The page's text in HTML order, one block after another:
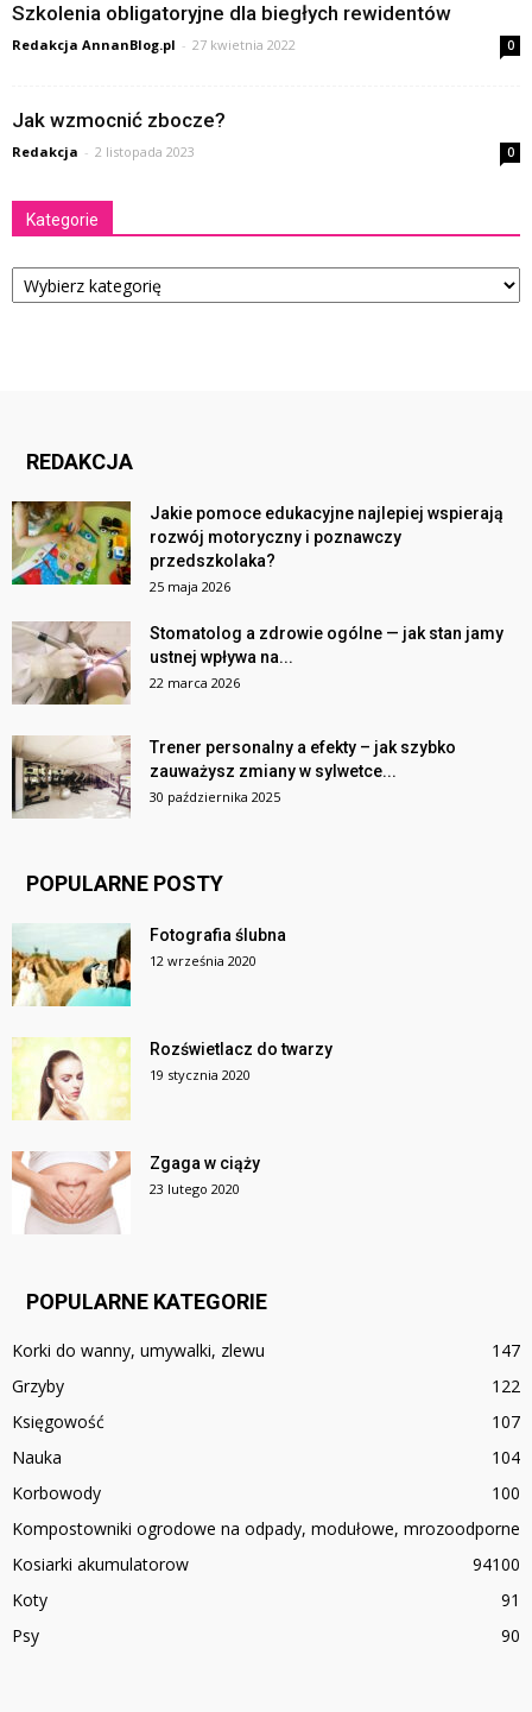
Szkolenia obligatoryjne dla biegłych rewidentów
Redakcja AnnanBlog.pl - 27 kwietnia 2022 0
Jak wzmocnić zbocze?
Redakcja - 2 listopada 2023 0
Kategorie
Kategorie
REDAKCJA
Jakie pomoce edukacyjne najlepiej wspierają
rozwój motoryczny i poznawczy
przedszkolaka?
25 maja 2026
Stomatolog a zdrowie ogólne — jak stan jamy
ustnej wpływa na...
22 marca 2026
Trener personalny a efekty – jak szybko
zauważysz zmiany w sylwetce...
30 października 2025
POPULARNE POSTY
Fotografia ślubna
12 września 2020
Rozświetlacz do twarzy
19 stycznia 2020
Zgaga w ciąży
23 lutego 2020
POPULARNE KATEGORIE
Korki do wanny, umywalki, zlewu
147
Grzyby
122
Księgowość
107
Nauka
104
Korbowody
100
Kompostowniki ogrodowe na odpady, modułowe, mrozoodporne
100
Kosiarki akumulatorow
94
Koty
91
Psy
90